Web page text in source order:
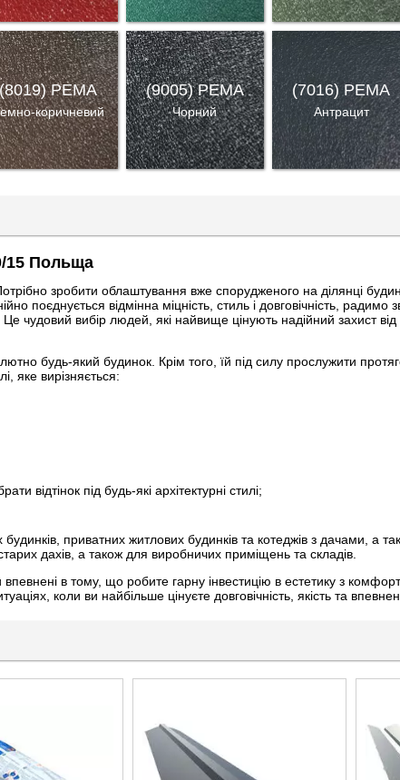
(8019) PEMA
коричневий
(9005) PEMA
Чорний
(7016) PEMA
Антрацит
15 Польща
зробити облаштування вже спорудженого на ділянці
поєднується відмінна міцність, стиль і довговічність, радимо
вибір людей, які найвище цінують надійний захист від
будь-який будинок. Крім того, їй під силу прослужити
яке вирізняється:
відтінок під будь-які архітектурні стилі;
приватних житлових будинків та котеджів з дачами, а
дахів, а також для виробничих приміщень та складів.
в тому, що робите гарну інвестицію в естетику з
коли ви найбільше цінуєте довговічність, якість та